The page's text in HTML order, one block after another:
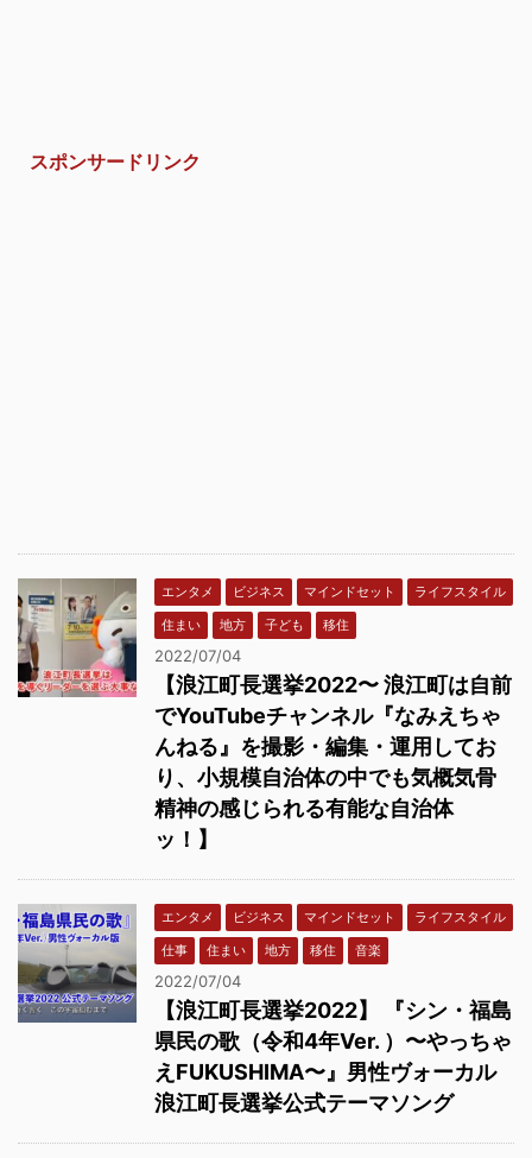
スポンサードリンク
エンタメ ビジネス マインドセット
ライフスタイル
住まい
地方 子ども 移住
2022/07/04
【浪江町長選挙2022〜 浪江町は自前
でYouTubeチャンネル『なみえちゃ
んねる』を撮影・編集・運用してお
り、小規模自治体の中でも気概気骨
精神の感じられる有能な自治体
ッ！】
エンタメ ビジネス マインドセット
ライフスタイル
仕事
住まい 地方 移住 音楽
2022/07/04
【浪江町長選挙2022】 『シン・福島
県民の歌（令和4年Ver. ）〜やっちゃ
えFUKUSHIMA〜』男性ヴォーカル
浪江町長選挙公式テーマソング